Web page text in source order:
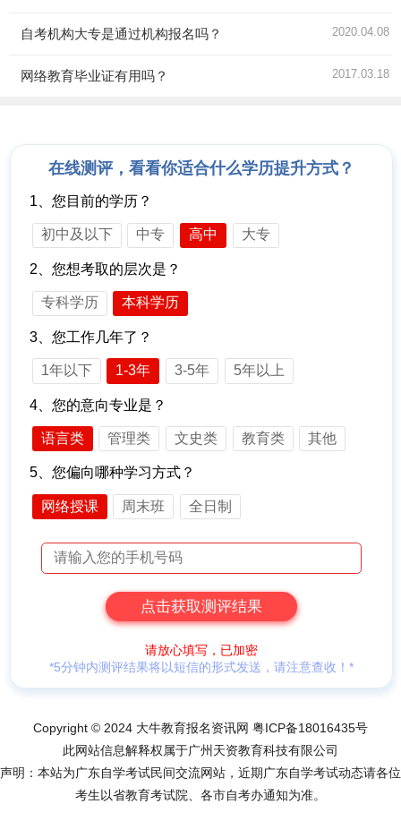
自考机构大专是通过机构报名吗？ 2020.04.08
网络教育毕业证有用吗？ 2017.03.18
在线测评，看看你适合什么学历提升方式？
1、您目前的学历？
初中及以下 中专 高中 大专
2、您想考取的层次是？
专科学历 本科学历
3、您工作几年了？
1年以下 1-3年 3-5年 5年以上
4、您的意向专业是？
语言类 管理类 文史类 教育类 其他
5、您偏向哪种学习方式？
网络授课 周末班 全日制
请放心填写，已加密
*5分钟内测评结果将以短信的形式发送，请注意查收！*
Copyright © 2024 大牛教育报名资讯网 粤ICP备18016435号
此网站信息解释权属于广州天资教育科技有限公司
声明：本站为广东自学考试民间交流网站，近期广东自学考试动态请各位
考生以省教育考试院、各市自考办通知为准。